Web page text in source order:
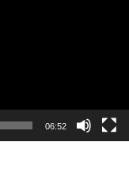
06:52